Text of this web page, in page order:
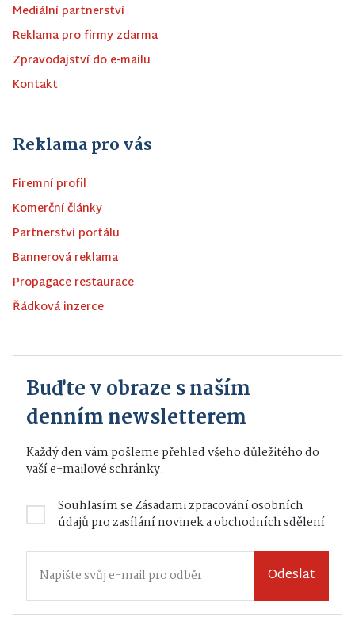
Mediální partnerství
Reklama pro firmy zdarma
Zpravodajství do e-mailu
Kontakt
Reklama pro vás
Firemní profil
Komerční články
Partnerství portálu
Bannerová reklama
Propagace restaurace
Řádková inzerce
Buďte v obraze s naším
denním newsletterem
Každý den vám pošleme přehled všeho důležitého do
vaší e-mailové schránky.
Souhlasím seZásadami zpracování osobních
údajůpro zasílání novinek a obchodních sdělení
Odeslat